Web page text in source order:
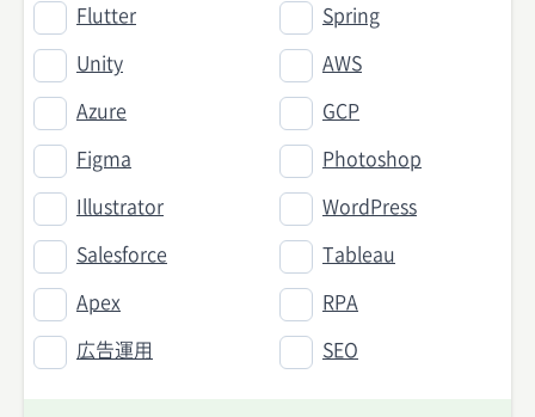
Flutter Spring
Unity AWS
Azure GCP
Figma Photoshop
Illustrator WordPress
Salesforce Tableau
Apex RPA
広告運用 SEO